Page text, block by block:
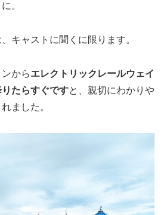
。
キャストに聞くに限ります。
からエレクトリックレールウェイ
たらすぐですと、親切にわかりや
ました。